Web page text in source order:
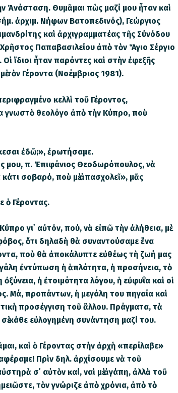
Ἀνάσταση. Θυμᾶμαι πὼς μαζί μου ἦταν καὶ
ἀρχιμ. Νήφων Βατοπεδινός), Γεώργιος
καὶ ἀρχιγραμματέας τῆς Σύνόδου
Παπαβασιλείου ἀπὸ τὸν Ἅγιο Σέργιο
ἴδιοι ἦταν παρόντες καὶ στὴν ἐφεξῆς
τὸν Γέροντα (Νοέμβριος 1981).
κελλὶ τοῦ Γέροντος,
γνωστὸ θεολόγο ἀπὸ τὴν Κύπρο, ποὺ
ἐδῶ;», ἐρωτήσαμε.
μου, π. Ἐπιφάνιος Θεοδωρόπουλος, νὰ
σοβαρό, ποὺ μὲ ἀπασχολεῖ», μᾶς
ὁ Γέροντας.
γι᾽ αὐτόν, πού, νὰ εἰπῶ τὴν ἀλήθεια, μὲ
ὅτι δηλαδὴ θὰ συναντούσαμε ἕνα
ποὺ θὰ ἀποκάλυπτε εὐθέως τὴ ζωή μας
ἐντύπωση ἡ ἁπλότητα, ἡ προσήνεια, τὸ
ἡ ἐτοιμότητα λόγου, ἡ εὐφυΐα καὶ οἱ
Μά, προπάντων, ἡ μεγάλη του πηγαία καὶ
προσέγγιση τοῦ ἄλλου. Πράγματα, τὰ
κάθε εὐλογημένη συνάντηση μαζί του.
καὶ ὁ Γέροντας στὴν ἀρχὴ «περίλαβε»
Πρὶν δηλ. ἀρχίσουμε νὰ τοῦ
σ᾽ αὐτὸν καί, ναὶ μὲ ἀγάπη, ἀλλὰ τοῦ
τὸν γνώριζε ἀπὸ χρόνια, ἀπὸ τὸ